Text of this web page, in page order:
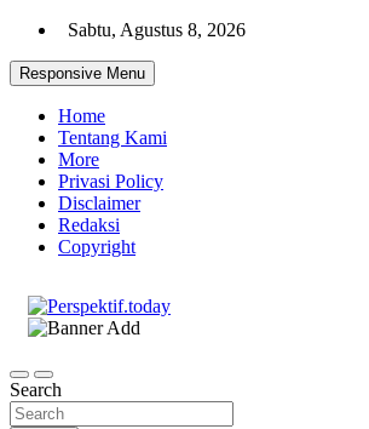
Skip
content
Sabtu, Agustus 8, 2026
Responsive Menu
Home
Tentang Kami
More
Privasi Policy
Disclaimer
Redaksi
Copyright
Search